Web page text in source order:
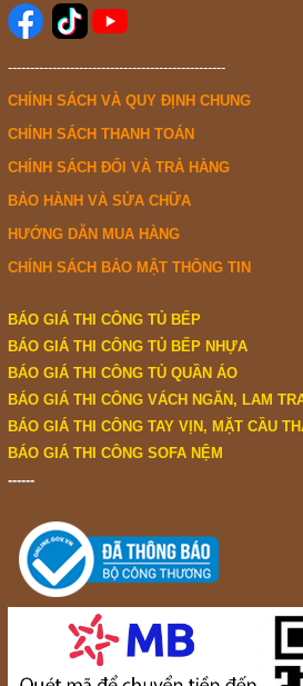
-------------------------------------------------
CHÍNH SÁCH VÀ QUY ĐỊNH CHUNG
CHÍNH SÁCH THANH TOÁN
CHÍNH SÁCH ĐỔI VÀ TRẢ HÀNG
BẢO HÀNH VÀ SỬA CHỮA
HƯỚNG DẪN MUA HÀNG
CHÍNH SÁCH BẢO MẬT THÔNG TIN
BÁO GIÁ THI CÔNG TỦ BẾP
BÁO GIÁ THI CÔNG TỦ BẾP NHỰA
BÁO GIÁ THI CÔNG TỦ QUẦN ÁO
BÁO GIÁ THI CÔNG VÁCH NGĂN, LAM
BÁO GIÁ THI CÔNG TAY VỊN, MẶT CẦU
BÁO GIÁ THI CÔNG SOFA NỆM
------